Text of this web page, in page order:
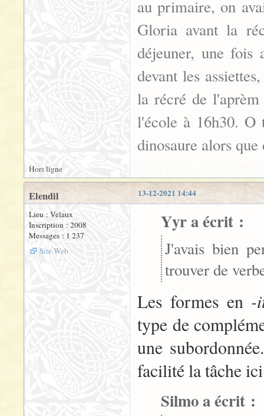
au primaire, on
Gloria avant la
déjeuner, une fois
devant les
la récré de
l'école à 16h30. O
dinosaure alors
Hors ligne
13-12-2021 14:44
Elendil
Lieu : Velaux
Inscription : 2008
Messages : 1 237
Site Web
Yyr a écrit :
J'avais bien
trouver de
Les formes en -
type de
une
facilité la tâche
Silmo a écrit :